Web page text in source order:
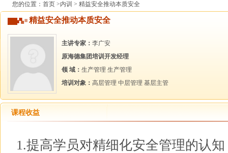
您的位置： 首页 >内训 > 精益安全推动本质安全
精益安全推动本质安全
主讲专家： 李广安
原海德集团培训开发经理
领 域： 生产管理 生产管理
培训对象： 高层管理 中层管理 基层主管
课程收益
1.提高学员对精细化安全管理的认